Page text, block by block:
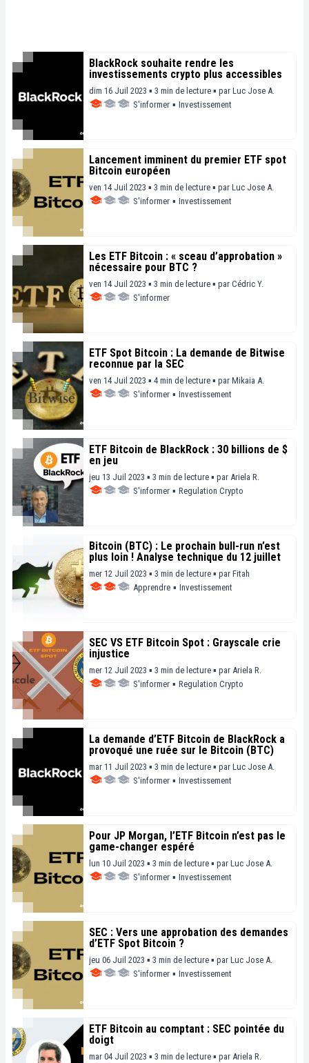
BlackRock souhaite rendre les
investissements crypto plus accessibles
dim 16 Juil 2023 ▪ 3 min de lecture ▪ par Luc Jose A.
S'informer ▪ Investissement
Lancement imminent du premier ETF spot
Bitcoin européen
ven 14 Juil 2023 ▪ 3 min de lecture ▪ par Luc Jose A.
S'informer ▪ Investissement
Les ETF Bitcoin : « sceau d’approbation »
nécessaire pour BTC ?
ven 14 Juil 2023 ▪ 3 min de lecture ▪ par Cédric Y.
S'informer
ETF Spot Bitcoin : La demande de Bitwise
reconnue par la SEC
ven 14 Juil 2023 ▪ 4 min de lecture ▪ par Mikaia A.
S'informer ▪ Investissement
ETF Bitcoin de BlackRock : 30 billions de $
en jeu
jeu 13 Juil 2023 ▪ 3 min de lecture ▪ par Ariela R.
S'informer ▪ Regulation Crypto
Bitcoin (BTC) : Le prochain bull-run n’est
plus loin ! Analyse technique du 12 juillet
mer 12 Juil 2023 ▪ 3 min de lecture ▪ par Fitah
Apprendre ▪ Investissement
SEC VS ETF Bitcoin Spot : Grayscale crie
injustice
mer 12 Juil 2023 ▪ 3 min de lecture ▪ par Ariela R.
S'informer ▪ Regulation Crypto
La demande d’ETF Bitcoin de BlackRock a
provoqué une ruée sur le Bitcoin (BTC)
mar 11 Juil 2023 ▪ 3 min de lecture ▪ par Luc Jose A.
S'informer ▪ Investissement
Pour JP Morgan, l’ETF Bitcoin n’est pas le
game-changer espéré
lun 10 Juil 2023 ▪ 3 min de lecture ▪ par Luc Jose A.
S'informer ▪ Investissement
SEC : Vers une approbation des demandes
d’ETF Spot Bitcoin ?
jeu 06 Juil 2023 ▪ 3 min de lecture ▪ par Luc Jose A.
S'informer ▪ Investissement
ETF Bitcoin au comptant : SEC pointée du
doigt
mar 04 Juil 2023 ▪ 3 min de lecture ▪ par Ariela R.